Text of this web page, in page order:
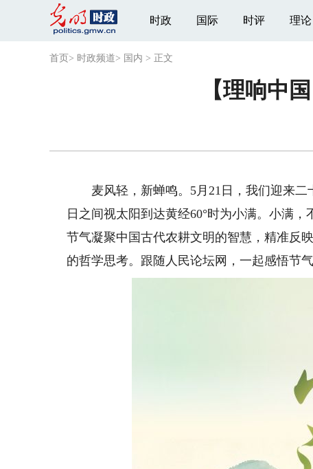
时政 国际 时评 理论
首页 > 时政频道> 国内 > 正文
【理响中
麦风轻，新蝉鸣。5月21日，我们迎来二
日之间视太阳到达黄经60°时为小满。小满
节气凝聚中国古代农耕文明的智慧，精准反
的哲学思考。跟随人民论坛网，一起感悟节